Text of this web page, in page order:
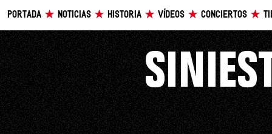
PORTADA NOTICIAS HISTORIA VÍDEOS CONCIERTOS